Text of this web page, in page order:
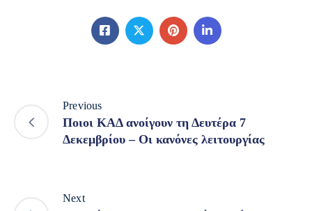
Previous
Ποιοι ΚΑΔ ανοίγουν τη Δευτέρα 7
Δεκεμβρίου – Οι κανόνες λειτουργίας
Next